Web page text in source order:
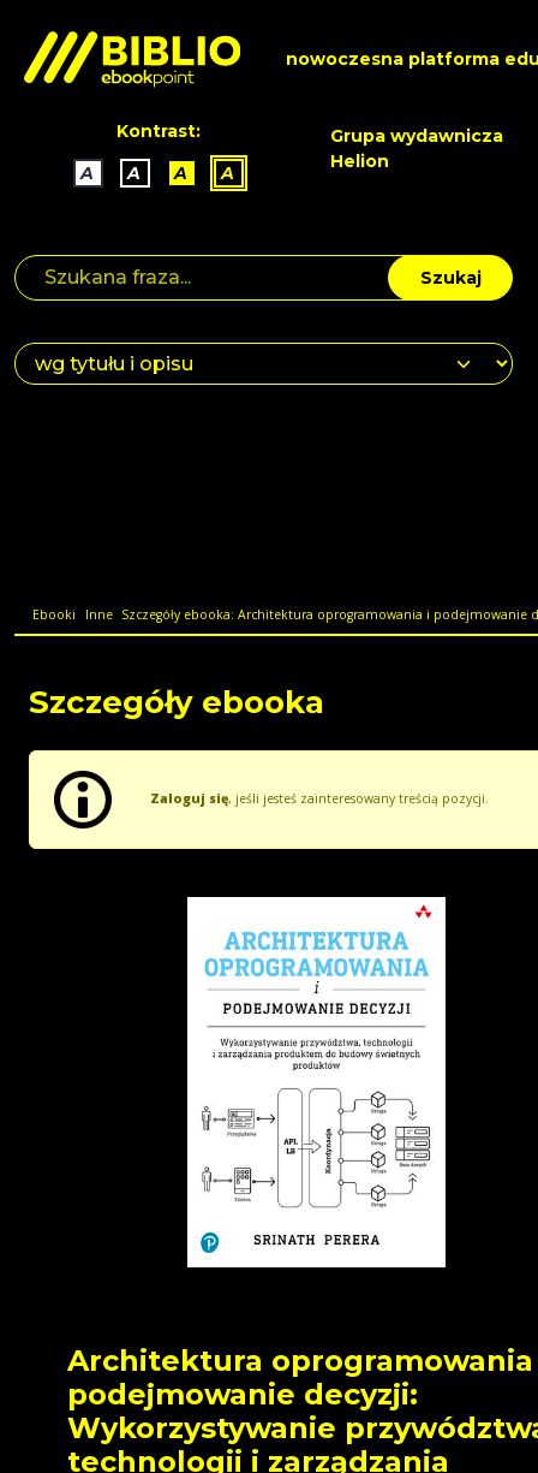
nowoczesna platforma
Kontrast:
A
A A A
Grupa wydawnicza
Helion
Szukaj
Ebooki Inne Szczegóły ebooka: Architektura oprogramowania i podejmowanie
Szczegóły ebooka
Zaloguj się, jeśli jesteś zainteresowany treścią pozycji.
Architektura
podejmowanie decyzji:
Wykorzystywanie
technologii i zarządzania